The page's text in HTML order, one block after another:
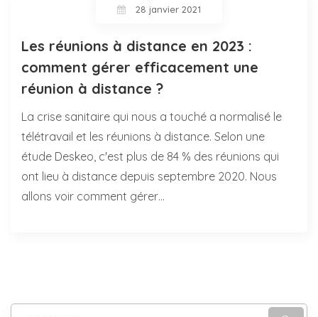
28 janvier 2021
Les réunions à distance en 2023 :
comment gérer efficacement une
réunion à distance ?
La crise sanitaire qui nous a touché a normalisé le
télétravail et les réunions à distance. Selon une
étude Deskeo, c'est plus de 84 % des réunions qui
ont lieu à distance depuis septembre 2020. Nous
allons voir comment gérer…